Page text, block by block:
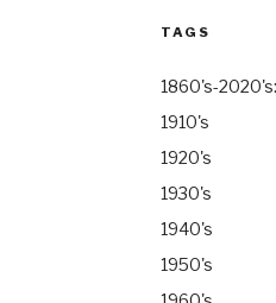
TAGS
1860's-
1910's
1920's
1930's
1940's
1950's